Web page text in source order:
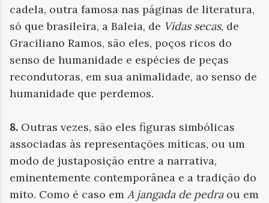
cadela, outra famosa nas páginas de literatura,
só que brasileira, a Baleia, de Vidas secas, de
Graciliano Ramos, são eles, poços ricos do
senso de humanidade e espécies de peças
recondutoras, em sua animalidade, ao senso de
humanidade que perdemos.
8. Outras vezes, são eles figuras simbólicas
associadas às representações míticas, ou um
modo de justaposição entre a narrativa,
eminentemente contemporânea e a tradição do
mito. Como é caso em A jangada de pedra ou em